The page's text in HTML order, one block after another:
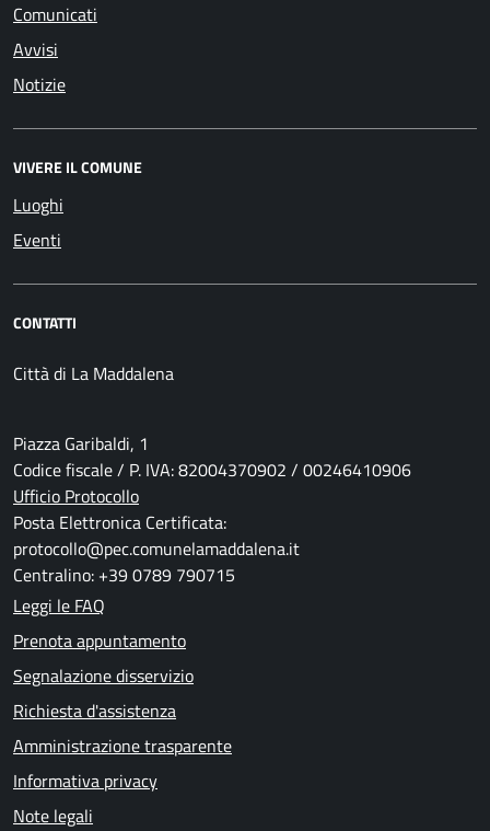
Comunicati
Avvisi
Notizie
VIVERE IL COMUNE
Luoghi
Eventi
CONTATTI
Città di La Maddalena
Piazza Garibaldi, 1
Codice fiscale / P. IVA: 82004370902 / 00246410906
Ufficio Protocollo
Posta Elettronica Certificata:
protocollo@pec.comunelamaddalena.it
Centralino: +39 0789 790715
Leggi le FAQ
Prenota appuntamento
Segnalazione disservizio
Richiesta d'assistenza
Amministrazione trasparente
Informativa privacy
Note legali